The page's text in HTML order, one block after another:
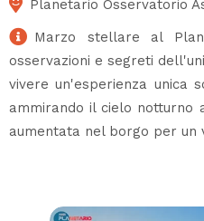
Planetario Osservatorio
Marzo stellare al
osservazioni e segreti
vivere un'esperienza unica
ammirando il cielo notturno
aumentata nel borgo per un